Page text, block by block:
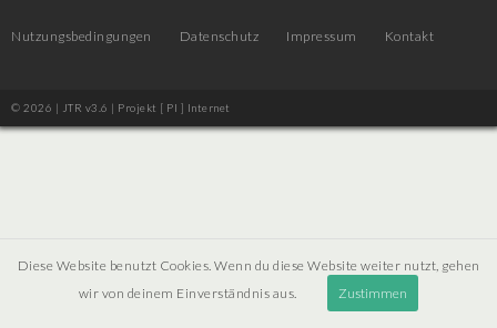
Nutzungsbedingungen Datenschutz Impressum Kontakt
© 2026 | JTR v3.6 | Projekt [ PI ] Internet
Diese Website benutzt Cookies. Wenn du diese Website weiter nutzt, gehen
wir von deinem Einverständnis aus.
Zustimmen